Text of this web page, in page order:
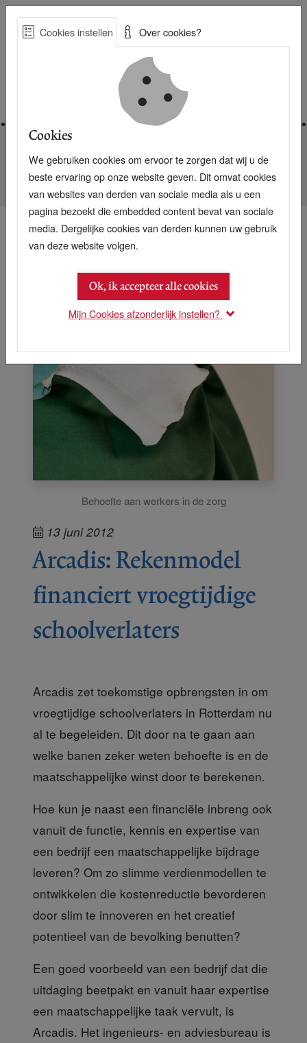
Skip
Best Practices voor een duurzame toekomst
Nieuwsarchief
Arcadis: Rekenmodel financiert vroegtijdige schoolverlaters
Behoefte aan werkers in de zorg
13 juni 2012
Arcadis: Rekenmodel
financiert vroegtijdige
schoolverlaters
Arcadis zet toekomstige opbrengsten in om
vroegtijdige schoolverlaters in Rotterdam nu
al te begeleiden. Dit door na te gaan aan
welke banen zeker weten behoefte is en de
maatschappelijke winst door te berekenen.
Hoe kun je naast een financiële inbreng ook
vanuit de functie, kennis en expertise van
een bedrijf een maatschappelijke bijdrage
leveren? Om zo slimme verdienmodellen te
ontwikkelen die kostenreductie bevorderen
door slim te innoveren en het creatief
potentieel van de bevolking benutten?
Een goed voorbeeld van een bedrijf dat die
uitdaging beetpakt en vanuit haar expertise
een maatschappelijke taak vervult, is
Arcadis. Het ingenieurs- en adviesbureau is
Cookies instellen Over cookies?
Cookies
We gebruiken cookies om ervoor te zorgen dat wij u de
beste ervaring op onze website geven. Dit omvat cookies
van websites van derden van sociale media als u een
pagina bezoekt die embedded content bevat van sociale
media. Dergelijke cookies van derden kunnen uw gebruik
van deze website volgen.
Ok, ik accepteer alle cookies
Mijn Cookies afzonderlijk instellen?